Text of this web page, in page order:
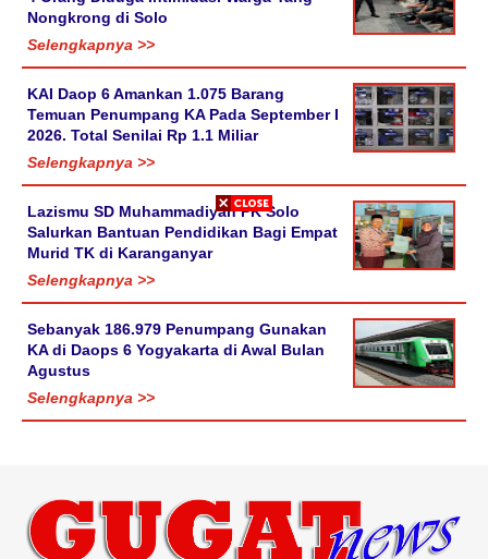
Nongkrong di Solo
Selengkapnya >>
KAI Daop 6 Amankan 1.075 Barang
Temuan Penumpang KA Pada September I
2026. Total Senilai Rp 1.1 Miliar
Selengkapnya >>
Lazismu SD Muhammadiyah PK Solo
Salurkan Bantuan Pendidikan Bagi Empat
Murid TK di Karanganyar
Selengkapnya >>
Sebanyak 186.979 Penumpang Gunakan
KA di Daops 6 Yogyakarta di Awal Bulan
Agustus
Selengkapnya >>